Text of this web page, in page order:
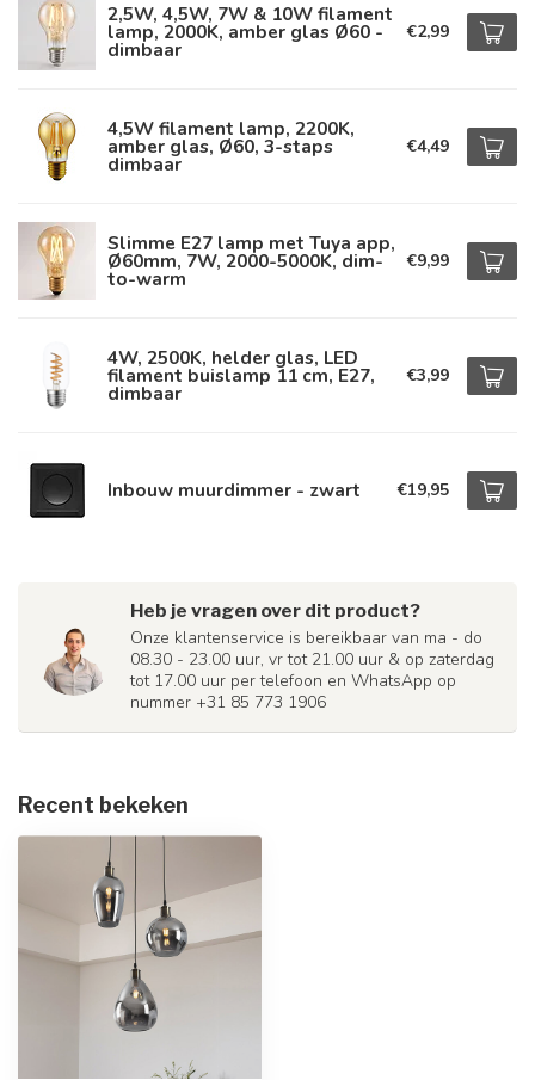
2,5W, 4,5W, 7W & 10W filament
lamp, 2000K, amber glas Ø60 -
dimbaar
€2,99
4,5W filament lamp, 2200K,
amber glas, Ø60, 3-staps
dimbaar
€4,49
Slimme E27 lamp met Tuya app,
Ø60mm, 7W, 2000-5000K, dim-
to-warm
€9,99
4W, 2500K, helder glas, LED
filament buislamp 11 cm, E27,
dimbaar
€3,99
Inbouw muurdimmer - zwart €19,95
Heb je vragen over dit product?
Onze klantenservice is bereikbaar van ma - do
08.30 - 23.00 uur, vr tot 21.00 uur & op zaterdag
tot 17.00 uur per telefoon en WhatsApp op
nummer +31 85 773 1906
Recent bekeken